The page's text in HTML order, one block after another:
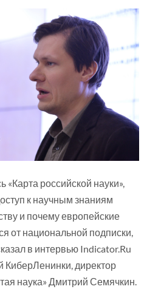
российской науки»,
к научным знаниям
и почему европейские
от национальной подписки,
в интервью Indicator.Ru
КиберЛенинки, директор
наука» Дмитрий Семячкин.